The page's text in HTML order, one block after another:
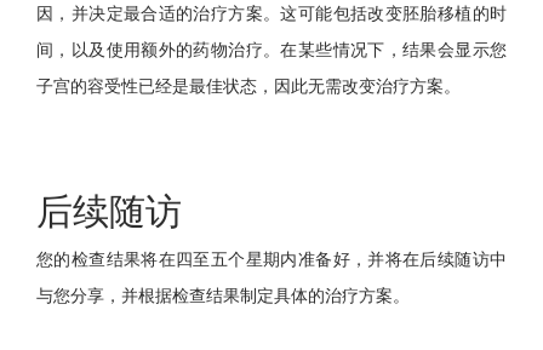
因，并决定最合适的治疗方案。这可能包括改变胚胎移植的时
间，以及使用额外的药物治疗。在某些情况下，结果会显示您
子宫的容受性已经是最佳状态，因此无需改变治疗方案。
后续随访
您的检查结果将在四至五个星期内准备好，并将在后续随访中
与您分享，并根据检查结果制定具体的治疗方案。